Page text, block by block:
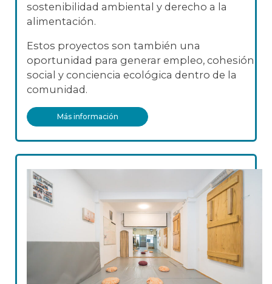
sostenibilidad ambiental y derecho a la
alimentación.
Estos proyectos son también una
oportunidad para generar empleo, cohesión
social y conciencia ecológica dentro de la
comunidad.
Más información